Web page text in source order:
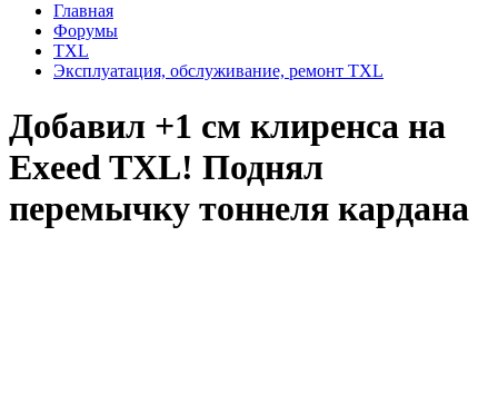
Главная
Форумы
TXL
Эксплуатация, обслуживание, ремонт TXL
Добавил +1 см клиренса на
Exeed TXL! Поднял
перемычку тоннеля кардана